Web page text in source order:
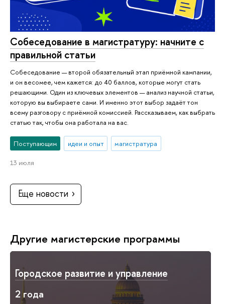
Собеседование в магистратуру: начните с
правильной статьи
Собеседование — второй обязательный этап приёмной кампании,
и он весомее, чем кажется: до 40 баллов, которые могут стать
решающими. Один из ключевых элементов — анализ научной статьи,
которую вы выбираете сами. И именно этот выбор задаёт тон
всему разговору с приёмной комиссией. Рассказываем, как выбрать
статью так, чтобы она работала на вас.
Поступающим идеи и опыт магистратура
13 июля
Еще новости
Другие магистерские программы
Городское развитие и управление
2 года